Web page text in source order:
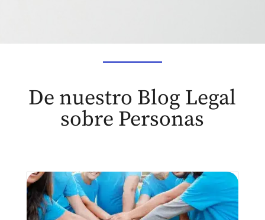
De nuestro Blog Legal
sobre Personas